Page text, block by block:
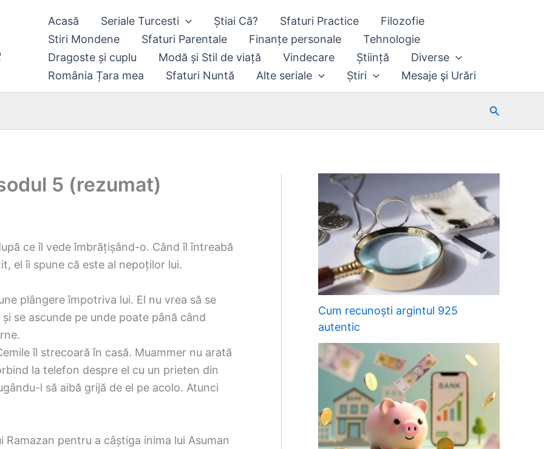
Acasă Seriale Turcesti Știai Că? Sfaturi Practice
Filozofie
Stiri Mondene
Sfaturi Parentale Finanțe personale
Tehnologie
Dragoste și cuplu
Modă și Stil de viață Vindecare Știință
Diverse
România Țara mea
Sfaturi Nuntă Alte seriale Știri Mesaje şi Urări
Search
5 (rezumat)
ce îl vede îmbrățișând-o. Când îl întreabă
el îi spune că este al nepoților lui.
plângere împotriva lui. El nu vrea să se
se ascunde pe unde poate până când
îl strecoară în casă. Muammer nu arată
la telefon despre el cu un prieten din
l să aibă grijă de el pe acolo. Atunci
pentru a câștiga inima lui Asuman
Cum recunoști argintul 925
autentic